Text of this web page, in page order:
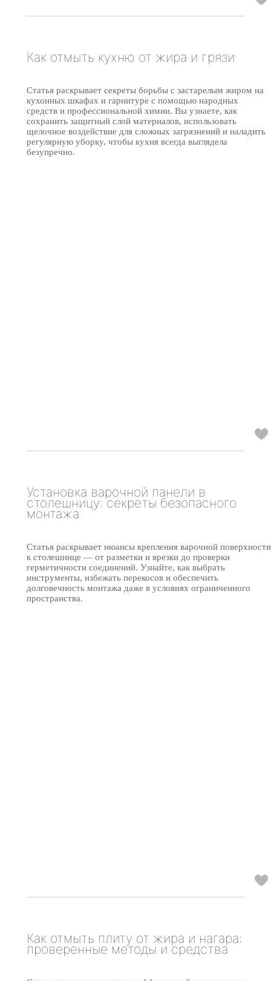
Как отмыть кухню от жира и грязи
Статья раскрывает секреты борьбы с застарелым жиром на
кухонных шкафах и гарнитуре с помощью народных
средств и профессиональной химии. Вы узнаете, как
сохранить защитный слой материалов, использовать
щелочное воздействие для сложных загрязнений и наладить
регулярную уборку, чтобы кухня всегда выглядела
безупречно.
Установка варочной панели в
столешницу: секреты безопасного
монтажа
Статья раскрывает нюансы крепления варочной поверхности
к столешнице — от разметки и врезки до проверки
герметичности соединений. Узнайте, как выбрать
инструменты, избежать перекосов и обеспечить
долговечность монтажа даже в условиях ограниченного
пространства.
Как отмыть плиту от жира и нагара:
проверенные методы и средства